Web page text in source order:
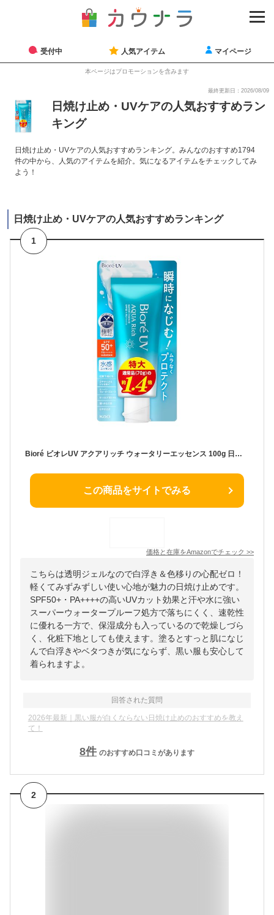
受付中 人気アイテム マイページ
本ページはプロモーションを含みます
最終更新日：2026/08/09
日焼け止め・UVケアの人気おすすめラン
キング
日焼け止め・UVケアの人気おすすめランキング。みんなのおすすめ1794
件の中から、人気のアイテムを紹介。気になるアイテムをチェックしてみ
よう！
日焼け止め・UVケアの人気おすすめランキング
1
Bioré ビオレUV アクアリッチ ウォータリーエッセンス 100g 日焼け止め SPF50 【Amazon.co.jp限定】
この商品をサイトでみる
価格と在庫をAmazonでチェック >>
こちらは透明ジェルなので白浮き＆色移りの心配ゼロ！
軽くてみずみずしい使い心地が魅力の日焼け止めです。
SPF50+・PA++++の高いUVカット効果と汗や水に強い
スーパーウォータープルーフ処方で落ちにくく、速乾性
に優れる一方で、保湿成分も入っているので乾燥しづら
く、化粧下地としても使えます。塗るとすっと肌になじ
んで白浮きやベタつきが気にならず、黒い服も安心して
着られますよ。
回答された質問
2026年最新｜黒い服が白くならない日焼け止めのおすすめを教え
て！
8件 のおすすめ口コミがあります
2